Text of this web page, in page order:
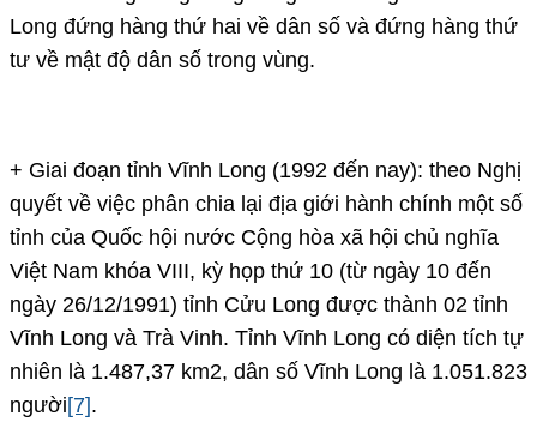
Long đứng hàng thứ hai về dân số và đứng hàng thứ
tư về mật độ dân số trong vùng.
+ Giai đoạn tỉnh Vĩnh Long (1992 đến nay): theo Nghị
quyết về việc phân chia lại địa giới hành chính một số
tỉnh của Quốc hội nước Cộng hòa xã hội chủ nghĩa
Việt Nam khóa VIII, kỳ họp thứ 10 (từ ngày 10 đến
ngày 26/12/1991) tỉnh Cửu Long được thành 02 tỉnh
Vĩnh Long và Trà Vinh. Tỉnh Vĩnh Long có diện tích tự
nhiên là 1.487,37 km2, dân số Vĩnh Long là 1.051.823
người[7].